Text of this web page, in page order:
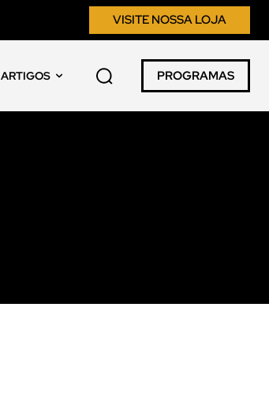
VISITE NOSSA LOJA
ARTIGOS PROGRAMAS